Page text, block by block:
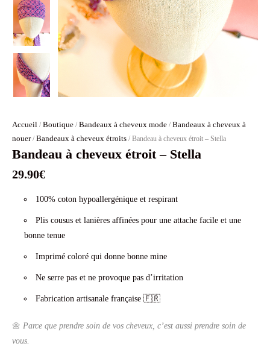
Accueil / Boutique / Bandeaux à cheveux mode / Bandeaux à cheveux à
nouer/ Bandeaux à cheveux étroits / Bandeau à cheveux étroit – Stella
Bandeau à cheveux étroit – Stella
29.90€
100% coton hypoallergénique et respirant
Plis cousus et lanières affinées pour une attache facile et une
bonne tenue
Imprimé coloré qui donne bonne mine
Ne serre pas et ne provoque pas d’irritation
Fabrication artisanale française 🇫🇷
🌼 Parce que prendre soin de vos cheveux, c’est aussi prendre soin de
vous.